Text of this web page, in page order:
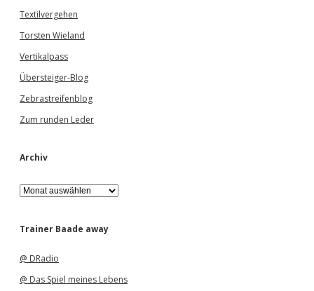
Textilvergehen
Torsten Wieland
Vertikalpass
Übersteiger-Blog
Zebrastreifenblog
Zum runden Leder
Archiv
A
r
h
Trainer Baade away
@ DRadio
@ Das Spiel meines Lebens